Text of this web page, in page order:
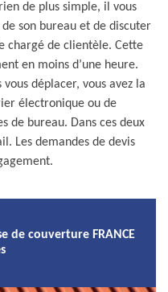
de plus simple, il vous
son bureau et de discuter
chargé de clientèle. Cette
en moins d’une heure.
vous déplacer, vous avez la
électronique ou de
de bureau. Dans ces deux
Les demandes de devis
de couverture FRANCE